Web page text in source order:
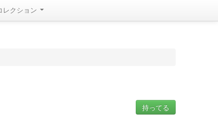
レクション
持ってる